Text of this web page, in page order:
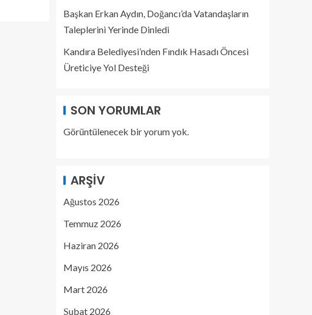
Başkan Erkan Aydın, Doğancı’da Vatandaşların
Taleplerini Yerinde Dinledi
Kandıra Belediyesi’nden Fındık Hasadı Öncesi
Üreticiye Yol Desteği
SON YORUMLAR
Görüntülenecek bir yorum yok.
ARŞIV
Ağustos 2026
Temmuz 2026
Haziran 2026
Mayıs 2026
Mart 2026
Şubat 2026